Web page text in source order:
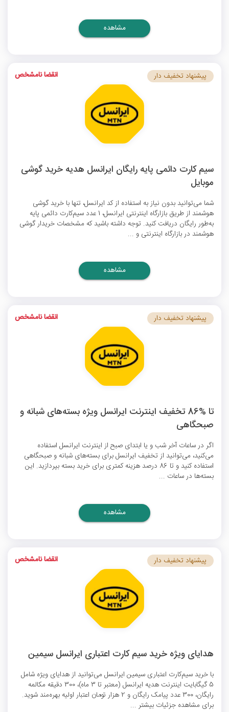
مشاهده
سیم‌ کارت دائمی پایه رایگان ایرانسل هدیه خرید گوشی
موبایل
شما می‌توانید بدون نیاز به استفاده ازکد ایرانسل، تنها با خرید گوشی
هوشمند از طریق بازارگاه اینترنتی ایرانسل، 1 عدد سیم‌کارت دائمی پایه
به‌طور رایگان دریافت کنید. توجه داشته باشید که مشخصات خریدار گوشی
هوشمند در بازارگاه اینترنتی و ...
پیشنهاد تخفیف دار انقضا نامشخص
مشاهده
تا %86 تخفیف اینترنت ایرانسل ویژه بسته‌های شبانه و
صبحگاهی
اگر در ساعات آخر شب و یا ابتدای صبح از اینترنت ایرانسل استفاده
می‌‌کنید، می‌توانید از تخفیف ایرانسلبرای بسته‌های شبانه و صبحگاهی
استفاده کنید و تا 86 درصد هزینه کمتری برای خرید بسته بپردازید. این
بسته‌ها در ساعات ...
پیشنهاد تخفیف دار انقضا نامشخص
مشاهده
هدایای ویژه خرید سیم کارت اعتباری ایرانسل سیمین
با خرید سیم‌کارت اعتباری سیمین ایرانسل می‌توانید از هدایای ویژه شامل
5 گیگابایت
اینترنت هدیه ایرانسل
(معتبر تا 3 ماه)، 300 دقیقه مکالمه
رایگان،‌ 300 عدد پیامک رایگان و 2 هزار تومان اعتبار اولیه بهره‌مند شوید.
برای مشاهده جزئیات بیشتر ...
پیشنهاد تخفیف دار انقضا نامشخص